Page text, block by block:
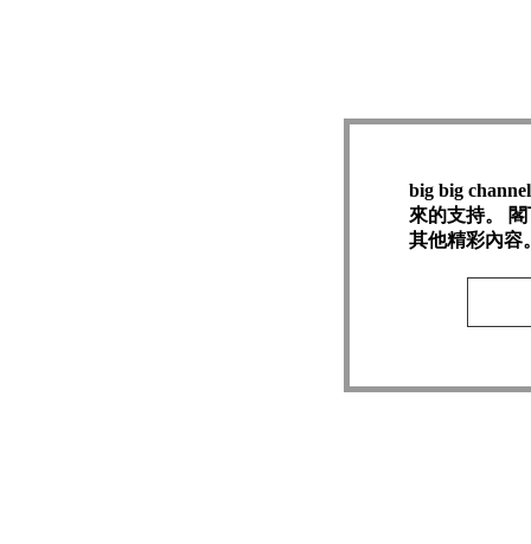
big big
來的支持。
其他精彩內容